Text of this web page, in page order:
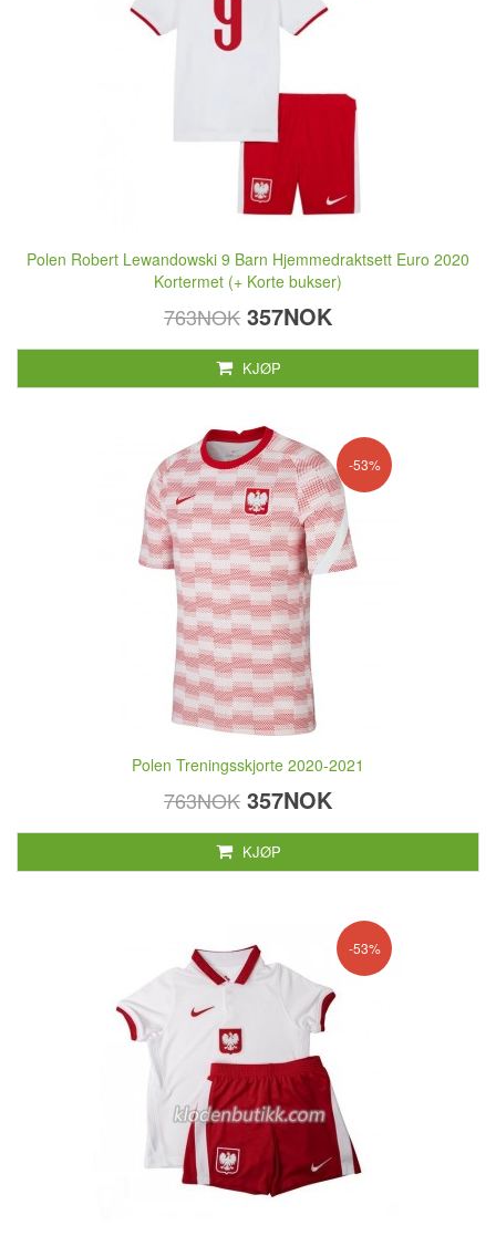
Polen Robert Lewandowski 9 Barn Hjemmedraktsett Euro 2020
Kortermet (+ Korte bukser)
763NOK 357NOK
KJØP
-53%
Polen Treningsskjorte 2020-2021
763NOK 357NOK
KJØP
-53%